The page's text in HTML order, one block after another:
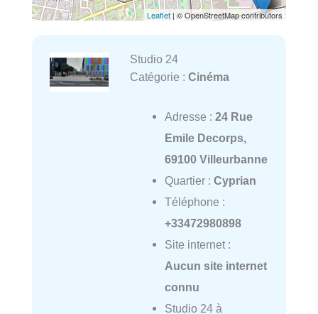
Leaflet | © OpenStreetMap contributors
Studio 24
Catégorie : Cinéma
Adresse : 24 Rue
Emile Decorps,
69100 Villeurbanne
Quartier : Cyprian
Téléphone :
+33472980898
Site internet :
Aucun site internet
connu
Studio 24 à